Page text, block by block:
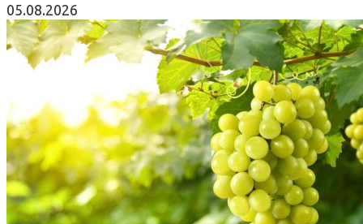
05.08.2026